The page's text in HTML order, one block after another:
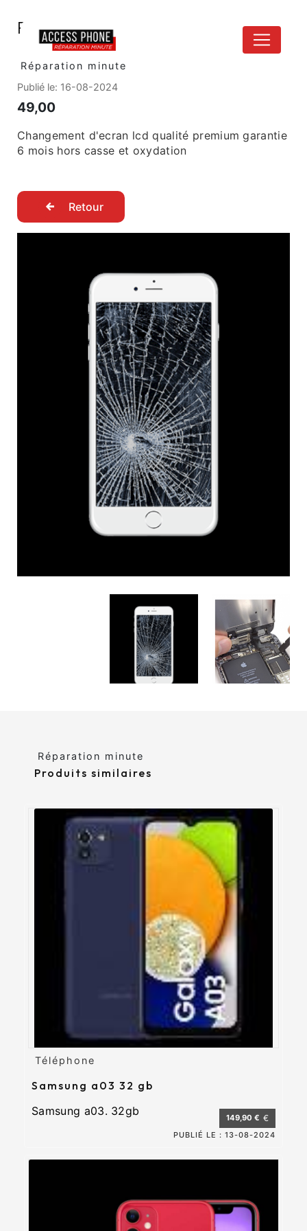
Réparation Ecran iphone 6
Réparation minute
Publié le: 16-08-2024
49,00
Changement d'ecran lcd qualité premium garantie
6 mois hors casse et oxydation
Retour
Réparation minute
Produits similaires
Téléphone
Samsung a03 32 gb
Samsung a03. 32gb
149,90 € €
PUBLIÉ LE : 13-08-2024